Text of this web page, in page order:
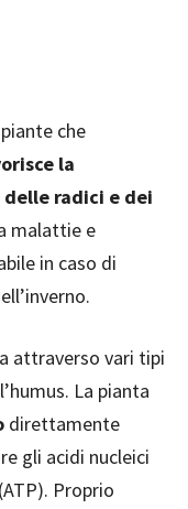
che
la
radici e dei
malattie e
in caso di
attraverso vari tipi
La pianta
direttamente
gli acidi nucleici
Proprio